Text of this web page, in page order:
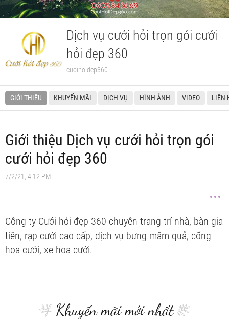
Dịch vụ cưới hỏi trọn gói cưới
hỏi đẹp 360
cuoihoidep360
GIỚI THIỆU KHUYẾN MÃI DỊCH VỤ HÌNH ẢNH VIDEO LIÊN
Giới thiệu Dịch vụ cưới hỏi trọn gói
cưới hỏi đẹp 360
7/2/21, 4:12 PM
Công ty Cưới hỏi đẹp 360 chuyên trang trí nhà, bàn gia
tiên, rạp cưới cao cấp, dịch vụ bưng mâm quả, cổng
hoa cưới, xe hoa cưới.
Khuyến mãi mới nhất